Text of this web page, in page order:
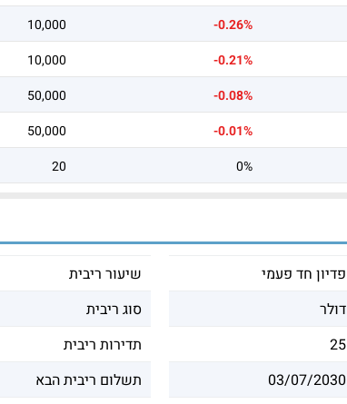
-0.26%
10,000
-0.21%
10,000
-0.08%
50,000
-0.01%
50,000
0%
20
פדיון חד פעמי
דולר
25
03/07/2030
שיעור ריבית
סוג ריבית
תדירות ריבית
תשלום ריבית הבא